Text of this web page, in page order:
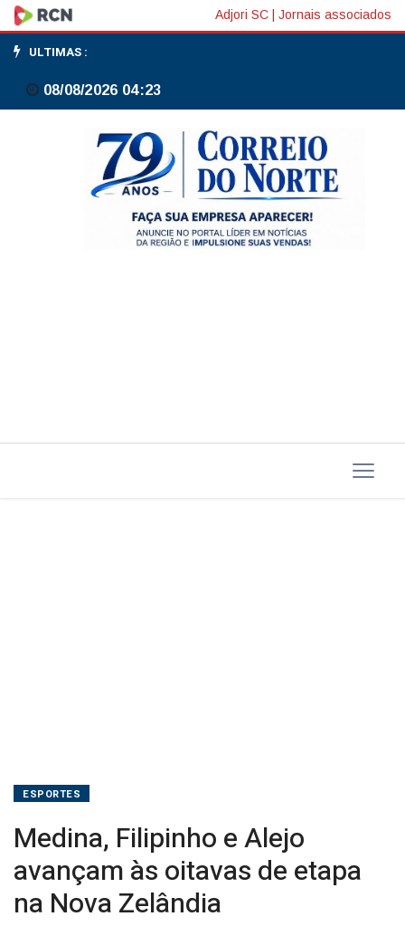
Medina,
Filipinho
e
avançam
Zelândia
Adjori SC Jornais associados
ULTIMAS :
08/08/2026 04:23
ESPORTES
Medina, Filipinho e Alejo
avançam às oitavas de etapa
na Nova Zelândia